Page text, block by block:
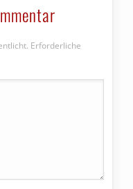
Erforderliche